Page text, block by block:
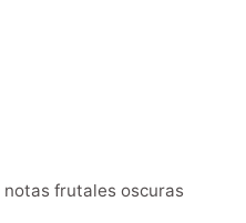
frutales oscuras